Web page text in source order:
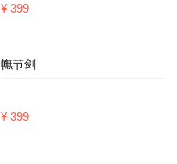
¥ 399
幠节剑
¥ 399